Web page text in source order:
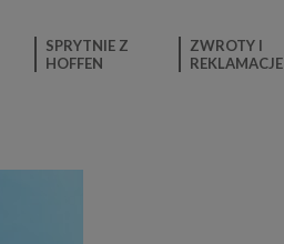
SPRYTNIE Z
HOFFEN
ZWROTY I
REKLAMACJE